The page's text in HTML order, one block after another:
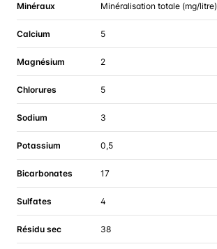
Minéraux Minéralisation totale (mg/litre)
Calcium 5
Magnésium 2
Chlorures 5
Sodium 3
Potassium 0,5
Bicarbonates 17
Sulfates 4
Résidu sec 38